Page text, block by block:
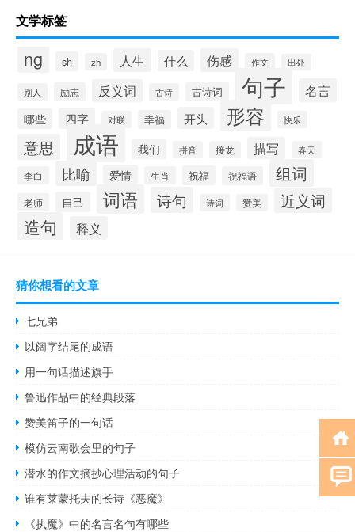
文学标签
ng sh zh 人生 什么 伤感 作文 出处
别人 励志 反义词 古诗 古诗词 句子 名言
哪些 四字 对联 幸福 开头 形容 快乐
意思 成语 我们 拼音 接龙 描写 春天
李白 比喻 爱情 生肖 祝福 祝福语 组词
老师 自己 词语 诗句 诗词 赞美 近义词
造句 释义
猜你想看的文章
七兄弟
以阔字结尾的成语
用一句话描述旗手
鲁迅作品中的经典段落
赞美笛子的一句话
模仿云南歌会里的句子
潜水的作文摘抄心理活动的句子
谁有莱蒙托夫的长诗《恶魔》
《执魔》中的名言名句有哪些